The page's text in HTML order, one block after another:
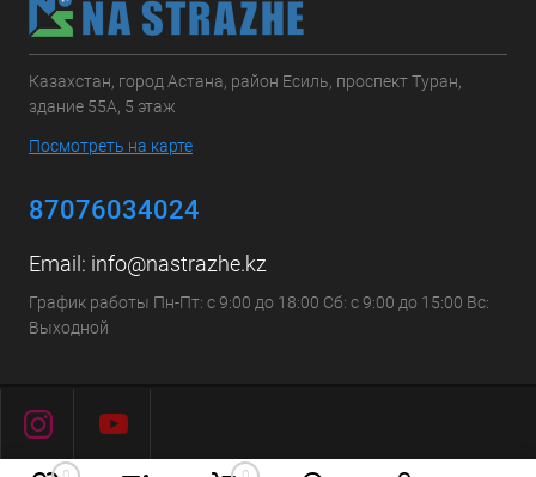
Казахстан, город Астана, район Есиль, проспект Туран,
здание 55А, 5 этаж
Посмотреть на карте
87076034024
Email: info@nastrazhe.kz
График работы Пн-Пт: с 9:00 до 18:00 Сб: с 9:00 до 15:00 Вс:
Выходной